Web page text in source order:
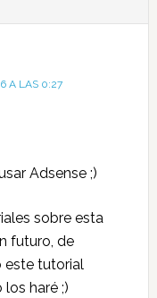
A LAS 0:27
Adsense ;)
sobre esta
futuro, de
tutorial
haré ;)